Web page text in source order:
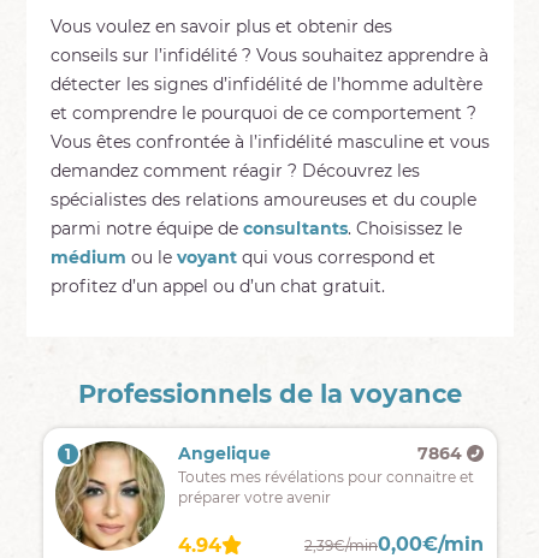
Vous voulez en savoir plus et obtenir des
conseils sur l’infidélité ? Vous souhaitez apprendre à
détecter les signes d’infidélité de l’homme adultère
et comprendre le pourquoi de ce comportement ?
Vous êtes confrontée à l’infidélité masculine et vous
demandez comment réagir ? Découvrez les
spécialistes des relations amoureuses et du couple
parmi notre équipe de consultants. Choisissez le
médium ou le voyantqui vous correspond et
profitez d’un appel ou d’un chat gratuit.
Professionnels de la voyance
1 Angelique 7864
Toutes mes révélations pour connaitre et
préparer votre avenir
4.94 2,39€/min0,00€/min